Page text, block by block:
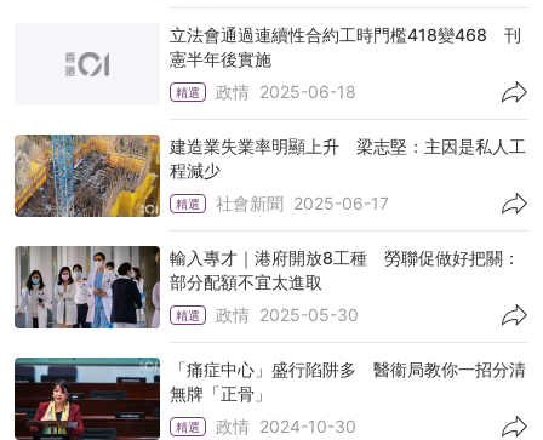
立法會通過連續性合約工時門檻418變468 刊
憲半年後實施
精選 政情 2025-06-18
建造業失業率明顯上升 梁志堅：主因是私人工
程減少
精選 社會新聞 2025-06-17
輸入專才｜港府開放8工種 勞聯促做好把關：
部分配額不宜太進取
精選 政情 2025-05-30
「痛症中心」盛行陷阱多 醫衞局教你一招分清
無牌「正骨」
精選 政情 2024-10-30